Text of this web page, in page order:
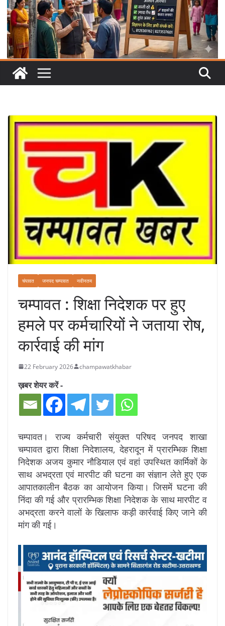
चंपावत जनपद चम्पावत नवीनतम
चम्पावत : शिक्षा निदेशक पर हुए
हमले पर कर्मचारियों ने जताया रोष,
कार्रवाई की मांग
22 February 2026 champawatkhabar
ख़बर शेयर करें -
चम्पावत। राज्य कर्मचारी संयुक्त परिषद जनपद शाखा
चम्पावत द्वारा शिक्षा निदेशालय, देहरादून में प्रारम्भिक शिक्षा
निदेशक अजय कुमार नौडियाल एवं वहां उपस्थित कार्मिकों के
साथ अभद्रता एवं मारपीट की घटना का संज्ञान लेते हुए एक
आपातकालीन बैठक का आयोजन किया। जिसमें घटना की
निंदा की गई और प्रारम्भिक शिक्षा निदेशक के साथ मारपीट व
अभद्रता करने वालों के खिलाफ कड़ी कार्रवाई किए जाने की
मांग की गई।